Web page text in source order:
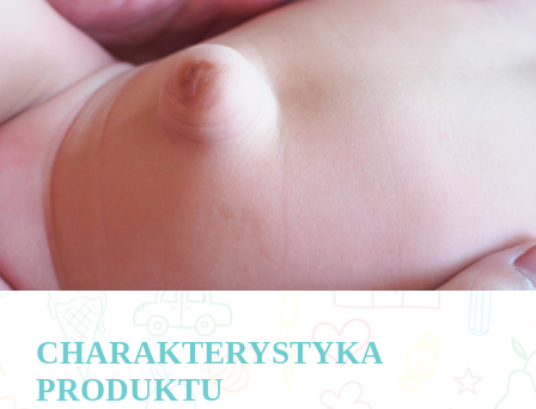
CHARAKTERYSTYKA
PRODUKTU